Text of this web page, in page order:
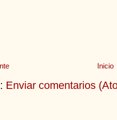
Inicio
Enviar comentarios